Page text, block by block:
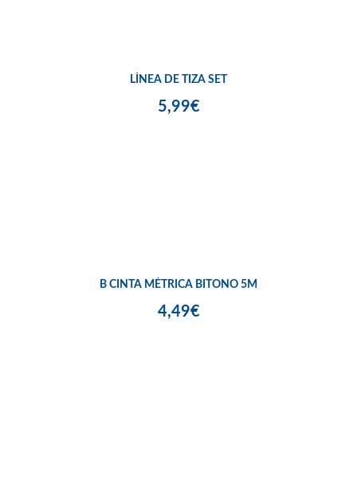
LÍNEA DE TIZA SET
5,99€
B CINTA MÉTRICA BITONO 5M
4,49€